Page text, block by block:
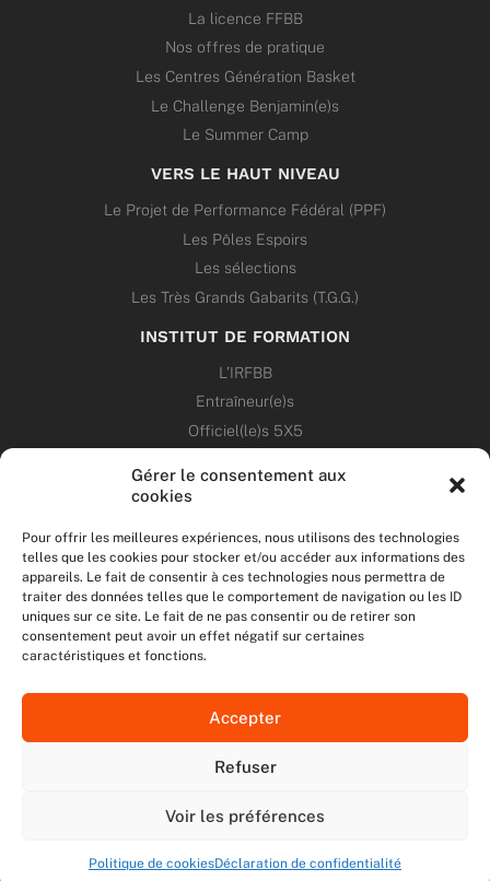
Gérer le consentement aux
cookies
Pour offrir les meilleures expériences, nous utilisons des technologies
telles que les cookies pour stocker et/ou accéder aux informations des
appareils. Le fait de consentir à ces technologies nous permettra de
traiter des données telles que le comportement de navigation ou les ID
uniques sur ce site. Le fait de ne pas consentir ou de retirer son
consentement peut avoir un effet négatif sur certaines
caractéristiques et fonctions.
Accepter
Refuser
Voir les préférences
Politique de cookiesDéclaration de confidentialité
La licence FFBB
Nos offres de pratique
Les Centres Génération Basket
Le Challenge Benjamin(e)s
Le Summer Camp
VERS LE HAUT NIVEAU
Le Projet de Performance Fédéral (PPF)
Les Pôles Espoirs
Les sélections
Les Très Grands Gabarits (T.G.G.)
INSTITUT DE FORMATION
L’IRFBB
Entraîneur(e)s
Officiel(le)s 5X5
ANNONCES
ÉVÉNEMENTS
NOS RÉSEAUX SOCIAUX
b
o
T
i
t
r
I
s
a
r
u
e
2022 - Ligue Ile de France de Basketball
MENTIONS LÉGALES
DONNÉES PERSONNELLES